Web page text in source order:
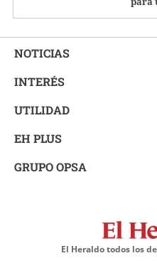
NOTICIAS
INTERÉS
UTILIDAD
EH PLUS
GRUPO OPSA
El Heraldo todos los